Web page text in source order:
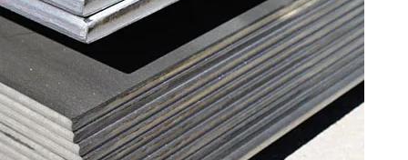
Лист г/к горячекатаный 5х1500х6000
Лист г/к горячекатаный 5.5х1500х3000
Лист г/к горячекатаный 6х1500х3000
Лист г/к горячекатаный 6х1500х6000
Лист г/к горячекатаный 6х1500х6500
Лист г/к горячекатаный 7х1500х6000